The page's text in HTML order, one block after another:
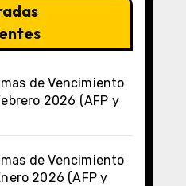
de Vencimiento
2026 (AFP y
de Vencimiento
2026 (AFP y